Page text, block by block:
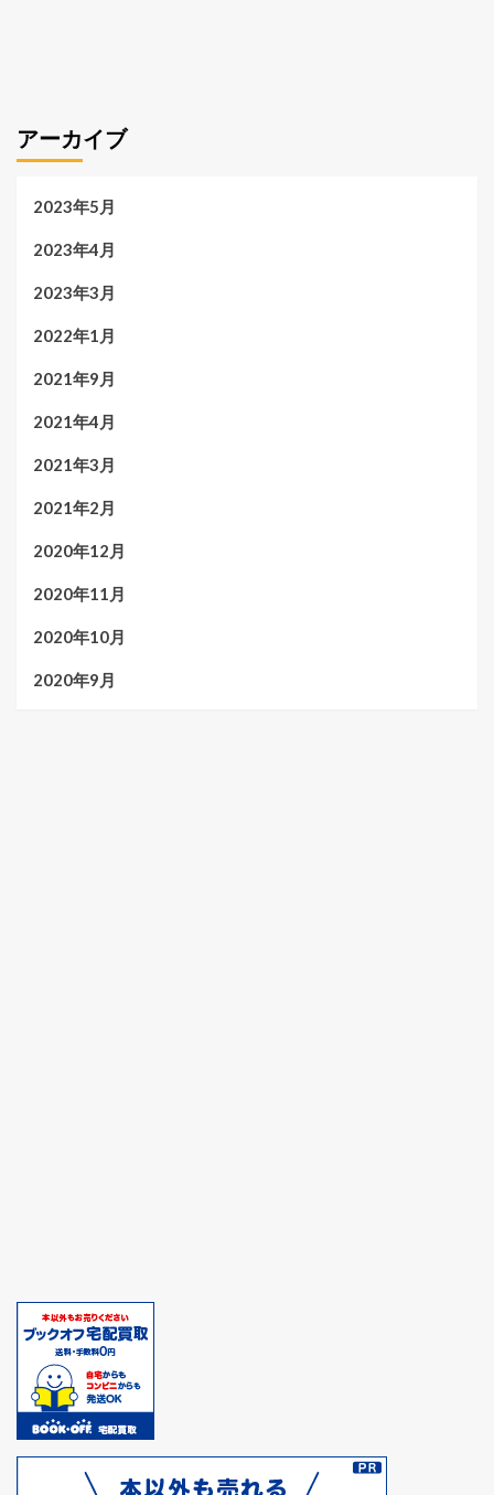
アーカイブ
2023年5月
2023年4月
2023年3月
2022年1月
2021年9月
2021年4月
2021年3月
2021年2月
2020年12月
2020年11月
2020年10月
2020年9月